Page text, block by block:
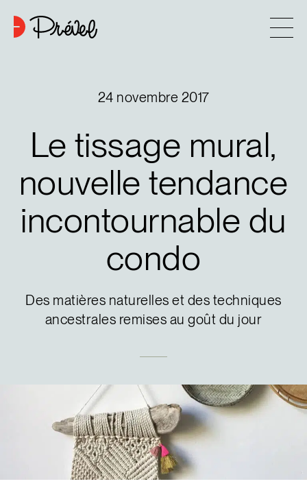
Projets
Contact
Astuces d’achat
24 novembre 2017
Le tissage mural,
nouvelle tendance
incontournable du
condo
Des matières naturelles et des techniques
ancestrales remises au goût du jour